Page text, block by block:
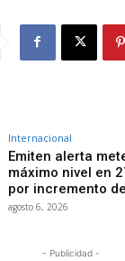
Internacional
Emiten alerta
máximo nivel en
por incremento
agosto 6, 2026
- Publicidad -